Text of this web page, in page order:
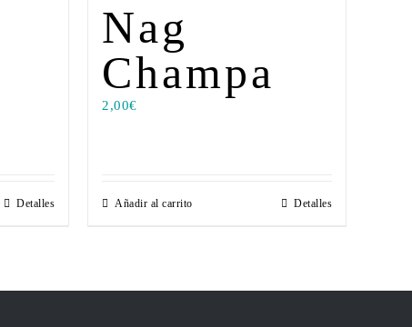
Detalles
Nag
Champa
2,00€
Añadir al carrito Detalles